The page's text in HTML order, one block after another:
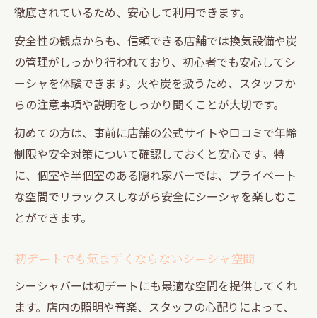
徹底されているため、安心して利用できます。
安全性の観点からも、信頼できる店舗では換気設備や炭
の管理がしっかり行われており、初心者でも安心してシ
ーシャを体験できます。火や炭を扱うため、スタッフか
らの注意事項や説明をしっかり聞くことが大切です。
初めての方は、事前に店舗の公式サイトや口コミで年齢
制限や安全対策について確認しておくと安心です。特
に、個室や半個室のある隠れ家バーでは、プライベート
な空間でリラックスしながら安全にシーシャを楽しむこ
とができます。
初デートでも気まずくならないシーシャ空間
シーシャバーは初デートにも最適な空間を提供してくれ
ます。店内の照明や音楽、スタッフの心配りによって、